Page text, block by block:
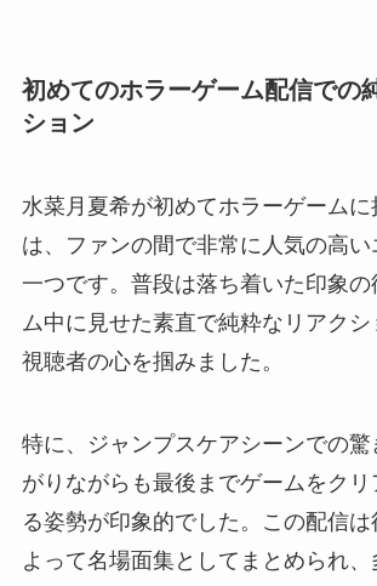
初めてのホラーゲーム配信での
ション
水菜月夏希が初めてホラーゲーム
は、ファンの間で非常に人気の高
一つです。普段は落ち着いた印象の
ム中に見せた素直で純粋なリアク
視聴者の心を掴みました。
特に、ジャンプスケアシーンでの驚
がりながらも最後までゲームをク
る姿勢が印象的でした。この配信
よって名場面集としてまとめられ